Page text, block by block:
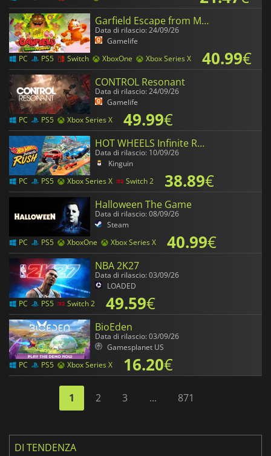
Garfield Escape from Monday
Data di rilascio: 24/09/26
Gamelife
PC
PS5 Switch XboxOne Xbox Series X 40.99€
CONTROL Resonant
Data di rilascio: 24/09/26
Gamelife
PC
PS5 Xbox Series X 49.99€
HOT WHEELS Infinite Rush
Data di rilascio: 10/09/26
Kinguin
PC
PS5 Xbox Series X Switch 2 38.89€
Halloween The Game
Data di rilascio: 08/09/26
Steam
PC
PS5 XboxOne Xbox Series X 40.99€
NBA 2K27
Data di rilascio: 03/09/26
LOADED
PC
PS5 Switch 2 49.59€
BioEden
Data di rilascio: 03/09/26
Gamesplanet US
PC
PS5 Xbox Series X 16.20€
1 2 3 ... 871
DI TENDENZA